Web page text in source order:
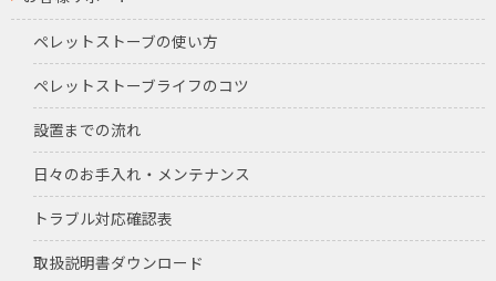
ペレットストーブの使い方
ペレットストーブライフのコツ
設置までの流れ
日々のお手入れ・メンテナンス
トラブル対応確認表
取扱説明書ダウンロード